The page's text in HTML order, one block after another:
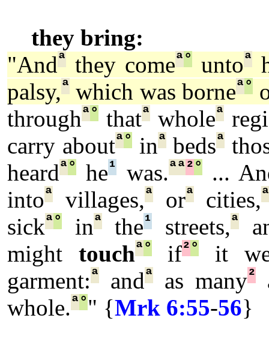
they bring:
"Andª they comeª°untoª
palsy,ª which was borneª°
throughª° thatª wholeª
carry aboutª°inªbedsª
heardª° he¹ was.ªª²°...
intoª villages,ªorªcities,
sickª° inªthe¹ streets,ª
might touchª°if²°
it
garment:ª andª as many²
whole.ª°" {Mrk 6:55-56}